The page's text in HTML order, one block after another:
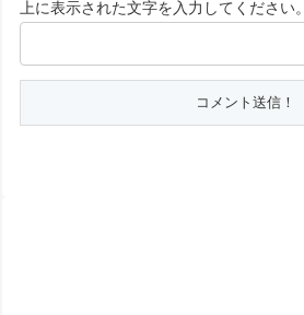
上に表示された文字を入力してください。